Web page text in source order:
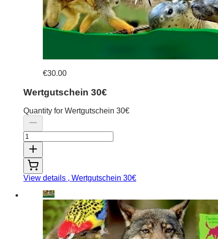
€30.00
Wertgutschein 30€
Quantity for Wertgutschein 30€
View details , Wertgutschein 30€